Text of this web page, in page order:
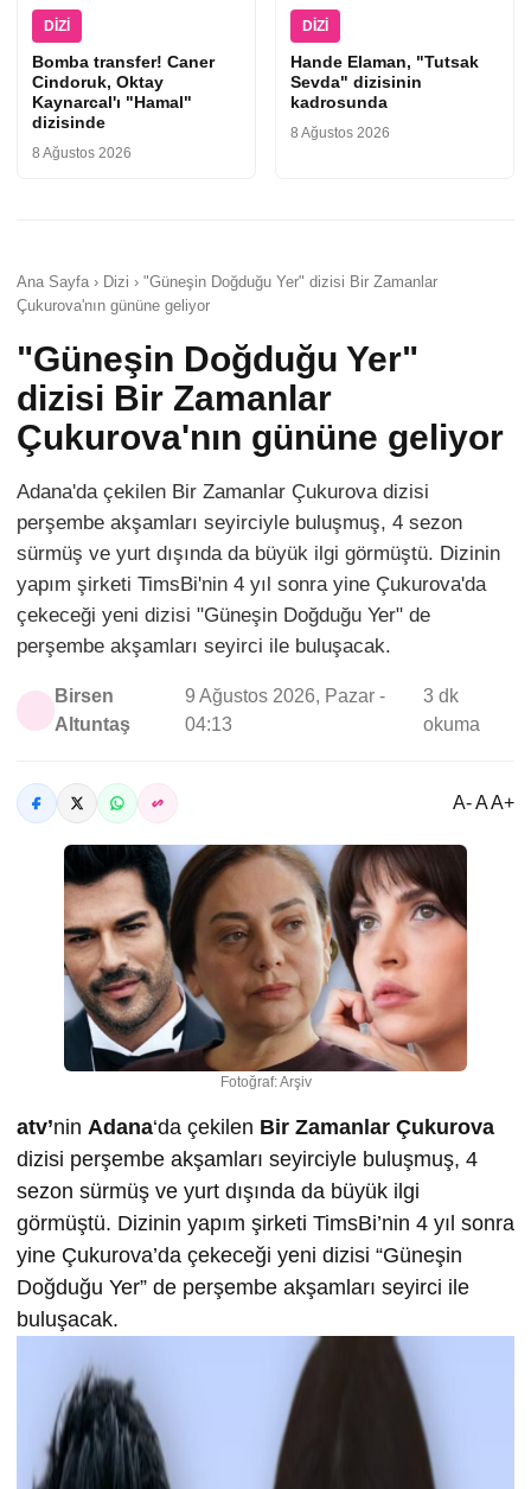
DIZI
Bomba transfer! Caner
Cindoruk, Oktay
Kaynarcal'ı "Hamal"
dizisinde
8 Ağustos 2026
DIZI
Hande Elaman, "Tutsak
Sevda" dizisinin
kadrosunda
8 Ağustos 2026
Ana Sayfa › Dizi › "Güneşin Doğduğu Yer" dizisi Bir Zamanlar
Çukurova'nın gününe geliyor
"Güneşin Doğduğu Yer"
dizisi Bir Zamanlar
Çukurova'nın gününe geliyor
Adana'da çekilen Bir Zamanlar Çukurova dizisi
perşembe akşamları seyirciyle buluşmuş, 4 sezon
sürmüş ve yurt dışında da büyük ilgi görmüştü. Dizinin
yapım şirketi TimsBi'nin 4 yıl sonra yine Çukurova'da
çekeceği yeni dizisi "Güneşin Doğduğu Yer" de
perşembe akşamları seyirci ile buluşacak.
Birsen
Altuntaş
9 Ağustos 2026, Pazar -
04:13
3 dk
okuma
A- A A+
Fotoğraf: Arşiv
atv’nin Adana‘da çekilen Bir Zamanlar Çukurova
dizisi perşembe akşamları seyirciyle buluşmuş, 4
sezon sürmüş ve yurt dışında da büyük ilgi
görmüştü. Dizinin yapım şirketi TimsBi’nin 4 yıl sonra
yine Çukurova’da çekeceği yeni dizisi “Güneşin
Doğduğu Yer” de perşembe akşamları seyirci ile
buluşacak.